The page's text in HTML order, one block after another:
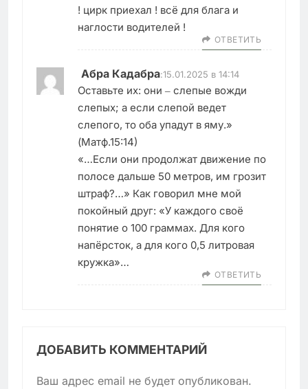
! цирк приехал ! всё для блага и
наглости водителей !
ОТВЕТИТЬ
Абра Кадабра:15.01.2025 в 14:14
Оставьте их: они ‒ слепые вожди
слепых; а если слепой ведет
слепого, то оба упадут в яму.»
(Матф.15:14)
«…Если они продолжат движение по
полосе дальше 50 метров, им грозит
штраф?…» Как говорил мне мой
покойный друг: «У каждого своё
понятие о 100 граммах. Для кого
напёрсток, а для кого 0,5 литровая
кружка»…
ОТВЕТИТЬ
ДОБАВИТЬ КОММЕНТАРИЙ
Ваш адрес email не будет опубликован.